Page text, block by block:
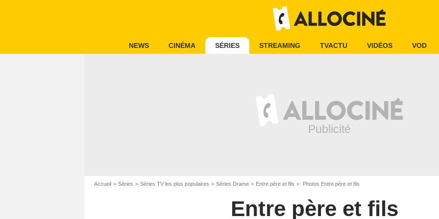
NEWS CINÉMA SÉRIES STREAMING TVACTU VIDÉOS VOD
Accueil Séries Séries TV les plus populaires Séries Drame Entre père et fils Photos Entre père et fils
Entre père et fils